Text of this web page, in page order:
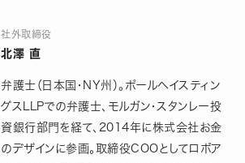
社外取締役
北澤 直
弁護士（日本国・NY州）。ポールヘイスティン
グスLLPでの弁護士、モルガン・スタンレー投
資銀行部門を経て、2014年に株式会社お金
のデザインに参画。取締役COOとしてロボア